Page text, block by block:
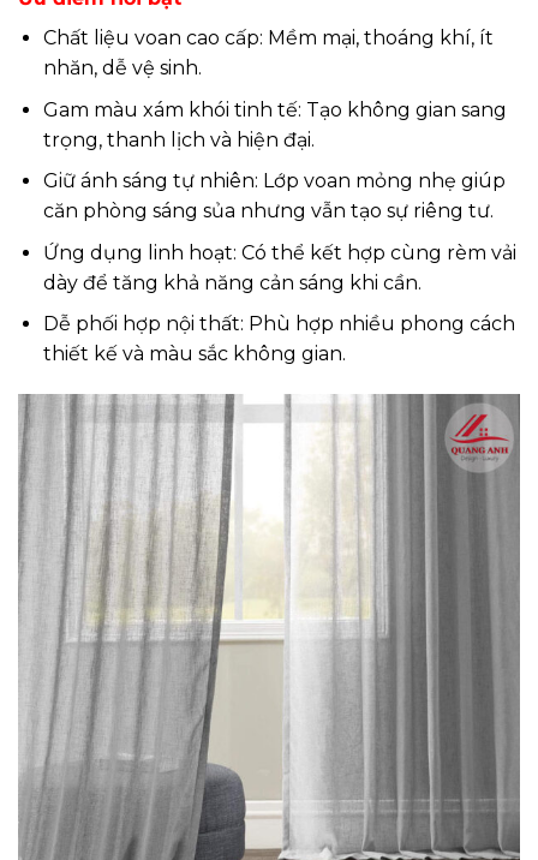
Chất liệu voan cao cấp: Mềm mại, thoáng khí, ít
nhăn, dễ vệ sinh.
Gam màu xám khói tinh tế: Tạo không gian sang
trọng, thanh lịch và hiện đại.
Giữ ánh sáng tự nhiên: Lớp voan mỏng nhẹ giúp
căn phòng sáng sủa nhưng vẫn tạo sự riêng tư.
Ứng dụng linh hoạt: Có thể kết hợp cùng rèm vải
dày để tăng khả năng cản sáng khi cần.
Dễ phối hợp nội thất: Phù hợp nhiều phong cách
thiết kế và màu sắc không gian.